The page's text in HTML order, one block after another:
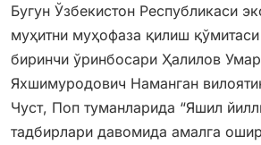
Бугун Ўзбекистон Республикаси
муҳитни муҳофаза қилиш
биринчи ўринбосари Ҳалилов
Яхшимуродович Наманган
Чуст, Поп туманларида “Яшил
тадбирлари давомида амалга